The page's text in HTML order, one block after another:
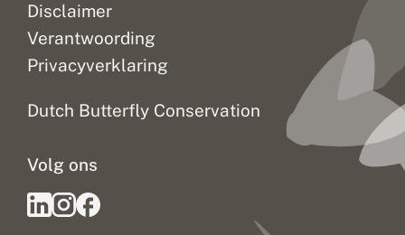
Disclaimer
Verantwoording
Privacyverklaring
Dutch Butterfly Conservation
Volg ons